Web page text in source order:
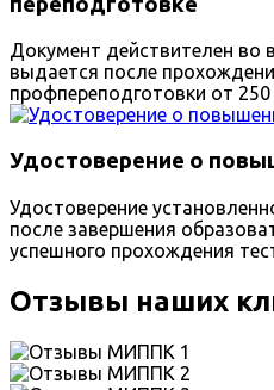
Документ действителен во
выдается после
профпереподготовки от
Удостоверение о
Удостоверение
после завершения
успешного прохождения
Отзывы наших